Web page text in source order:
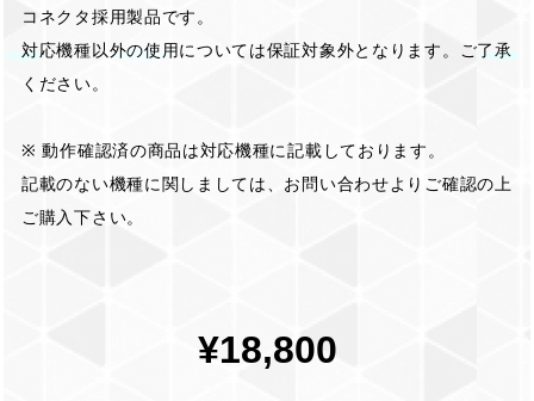
コネクタ採用製品です。
対応機種以外の使用については保証対象外となります。ご了承
ください。
※ 動作確認済の商品は対応機種に記載しております。
記載のない機種に関しましては、お問い合わせよりご確認の上
ご購入下さい。
¥18,800